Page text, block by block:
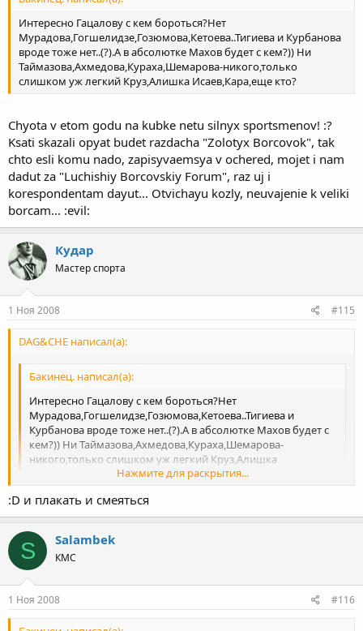
Интересно Гацалову с кем бороться?Нет
Мурадова,Гогшелидзе,Гозюмова,Кетоева..Тигиева и Курбанова
вроде тоже нет..(?).А в абсолютке Махов будет с кем?)) Ни
Таймазова,Ахмедова,Кураха,Шемарова-никого,только
слишком уж легкий Круз,Алишка Исаев,Кара,еще кто?
Chyota v etom godu na kubke netu silnyx sportsmenov! :?
Ksati skazali opyat budet razdacha "Zolotyx Borcovok", tak
chto esli komu nado, zapisyvaemsya v ochered, mojet i nam
dadut za "Luchishiy Borcovskiy Forum", raz uj i
korespondentam dayut... Otvichayu kozly, neuvajenie k veliki
borcam... :evil:
Кудар
Мастер спорта
1 Ноя 2008 #115
DAG&CHE написал(а):
Бакинец. написал(а):
Интересно Гацалову с кем бороться?Нет
Мурадова,Гогшелидзе,Гозюмова,Кетоева..Тигиева и
Курбанова вроде тоже нет..(?).А в абсолютке Махов будет с
кем?)) Ни Таймазова,Ахмедова,Кураха,Шемарова-
никого,только слишком уж легкий Круз,Алишка
Исаев,Кара,еще кто?
Нажмите для раскрытия...
Chyota v etom godu na kubke netu silnyx sportsmenov! :? Ksati
skazali opyat budet razdacha "Zolotyx Borcovok", tak chto esli
komu nado, zapisyvaemsya v ochered, mojet i nam dadut za
"Luchishiy Borcovskiy Forum", raz uj i korespondentam dayut...
Otvichayu kozly, neuvajenie k veliki borcam... :evil:
Нажмите для раскрытия...
:D и плакать и смеяться
S Salambek
КМС
1 Ноя 2008 #116